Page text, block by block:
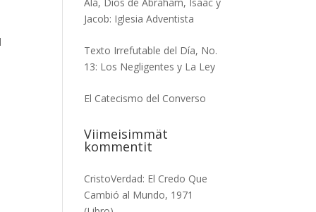
Jacob: Iglesia Adventista
Texto Irrefutable del Día, No.
13: Los Negligentes y La Ley
El Catecismo del Converso
Viimeisimmät
kommentit
CristoVerdad: El Credo Que
Cambió al Mundo, 1971